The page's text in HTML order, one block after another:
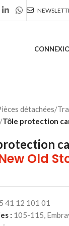
détachées/
Tôle protection
Old
41 12 101 01
: 105-115,